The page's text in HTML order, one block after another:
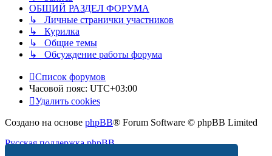
ОБЩИЙ РАЗДЕЛ ФОРУМА
↳ Личные странички участников
↳ Курилка
↳ Общие темы
↳ Обсуждение работы форума
Список форумов
Часовой пояс: UTC+03:00
Удалить cookies
Создано на основе phpBB® Forum Software © phpBB Limited
Русская поддержка phpBB